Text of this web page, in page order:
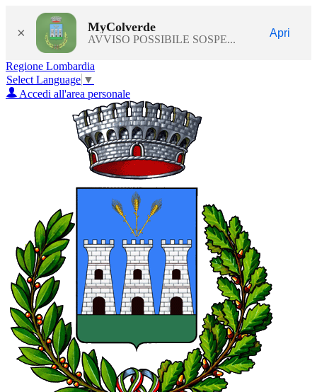
× MyColverde
AVVISO POSSIBILE SOSPE...
Apri
Regione Lombardia
Select Language ▼
Accedi all'area personale